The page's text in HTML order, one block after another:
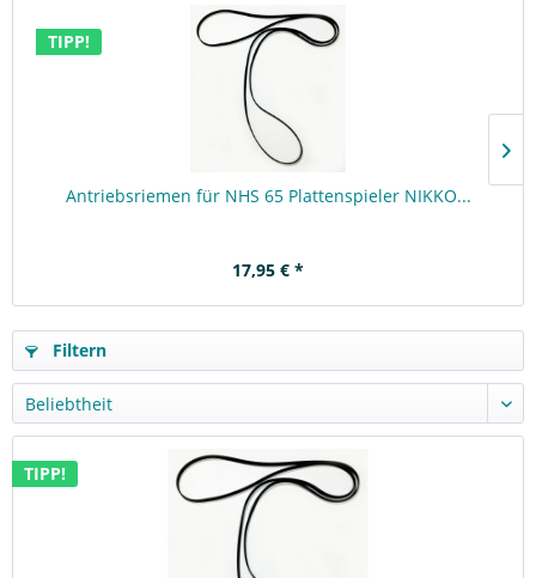
TIPP!
Antriebsriemen für NHS 65 Plattenspieler NIKKO...
17,95 € *
Filtern
TIPP!